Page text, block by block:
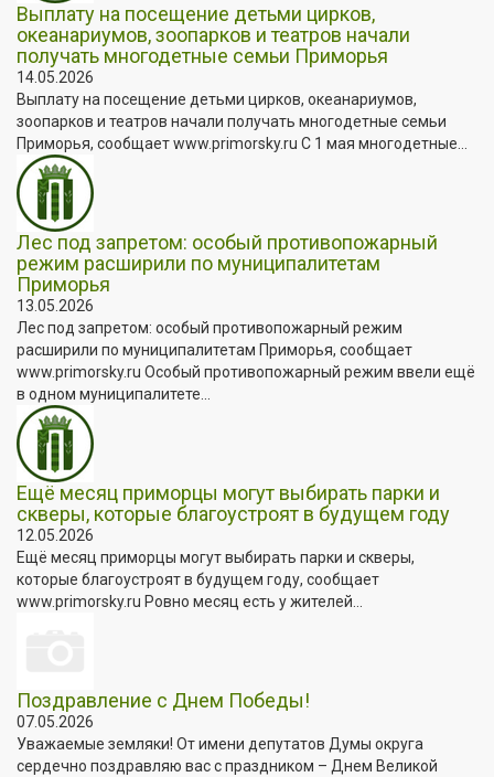
Выплату на посещение детьми цирков,
океанариумов, зоопарков и театров начали
получать многодетные семьи Приморья
14.05.2026
Выплату на посещение детьми цирков, океанариумов,
зоопарков и театров начали получать многодетные семьи
Приморья, сообщает www.primorsky.ru С 1 мая многодетные...
Лес под запретом: особый противопожарный
режим расширили по муниципалитетам
Приморья
13.05.2026
Лес под запретом: особый противопожарный режим
расширили по муниципалитетам Приморья, сообщает
www.primorsky.ru Особый противопожарный режим ввели ещё
в одном муниципалитете...
Ещё месяц приморцы могут выбирать парки и
скверы, которые благоустроят в будущем году
12.05.2026
Ещё месяц приморцы могут выбирать парки и скверы,
которые благоустроят в будущем году, сообщает
www.primorsky.ru Ровно месяц есть у жителей...
Поздравление с Днем Победы!
07.05.2026
Уважаемые земляки! От имени депутатов Думы округа
сердечно поздравляю вас с праздником – Днем Великой